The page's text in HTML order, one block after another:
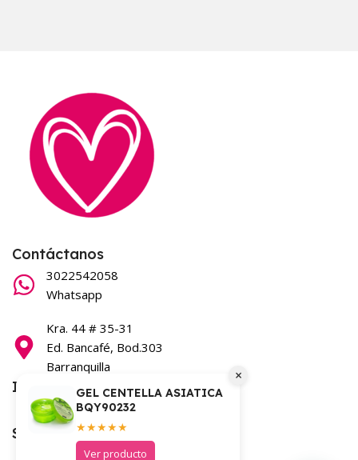
Contáctanos
3022542058
Whatsapp
Kra. 44 # 35-31
Ed. Bancafé, Bod.303
Barranquilla
Información
Términos y condiciones
Síguenos en nuestras redes
×
GEL CENTELLA ASIATICA
BQY90232
★★★★★
Ver producto